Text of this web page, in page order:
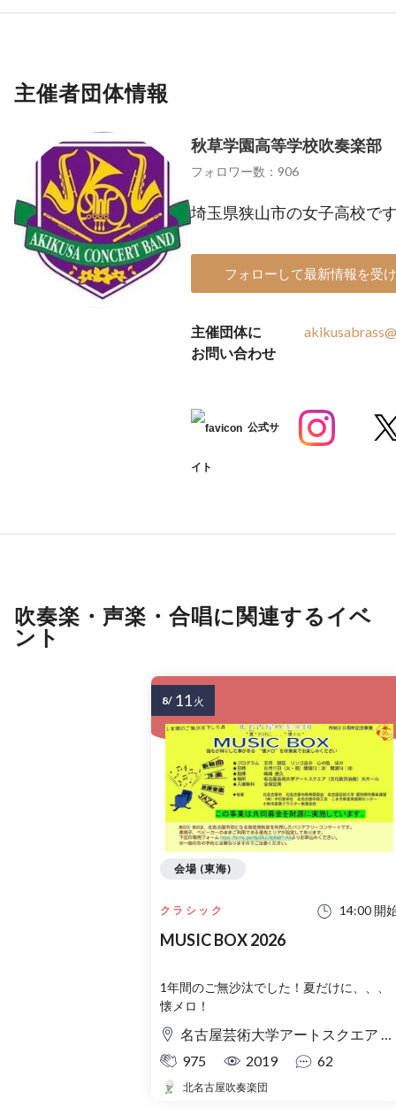
主催者団体情報
秋草学園高等学校吹奏楽部
フォロワー数：906
埼玉県狭山市の女子高校で
フォローして最新情報を受
主催団体に
お問い合わせ
公式サ
イト
吹奏楽・声楽・合唱に関連するイベ
ント
クラシック 14:00 開
MUSIC BOX 2026
1年間のご無沙汰でした！夏だけに、、、
懐メロ！
名古屋芸術大学アートスクエア 大ホール
975
2019 62
北名古屋吹奏楽団
会場 (東海)
8/ 11 火